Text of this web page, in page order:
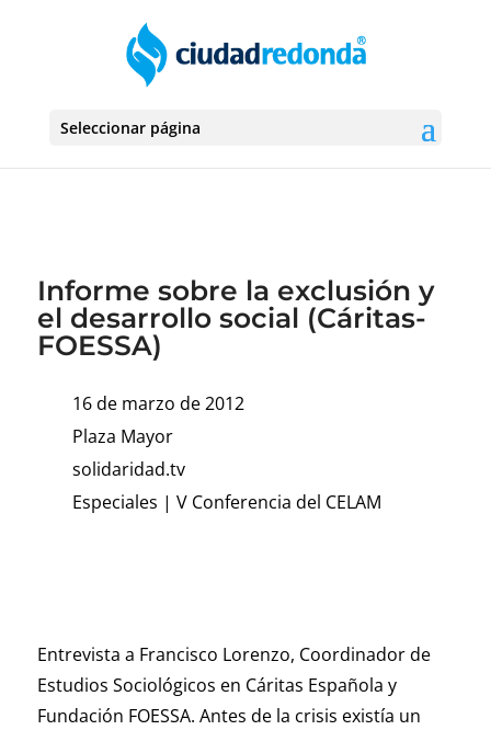
Seleccionar página
Informe sobre la exclusión y
el desarrollo social (Cáritas-
FOESSA)
16 de marzo de 2012
Plaza Mayor
solidaridad.tv
Especiales | V Conferencia del CELAM
Entrevista a Francisco Lorenzo, Coordinador de
Estudios Sociológicos en Cáritas Española y
Fundación FOESSA. Antes de la crisis existía un